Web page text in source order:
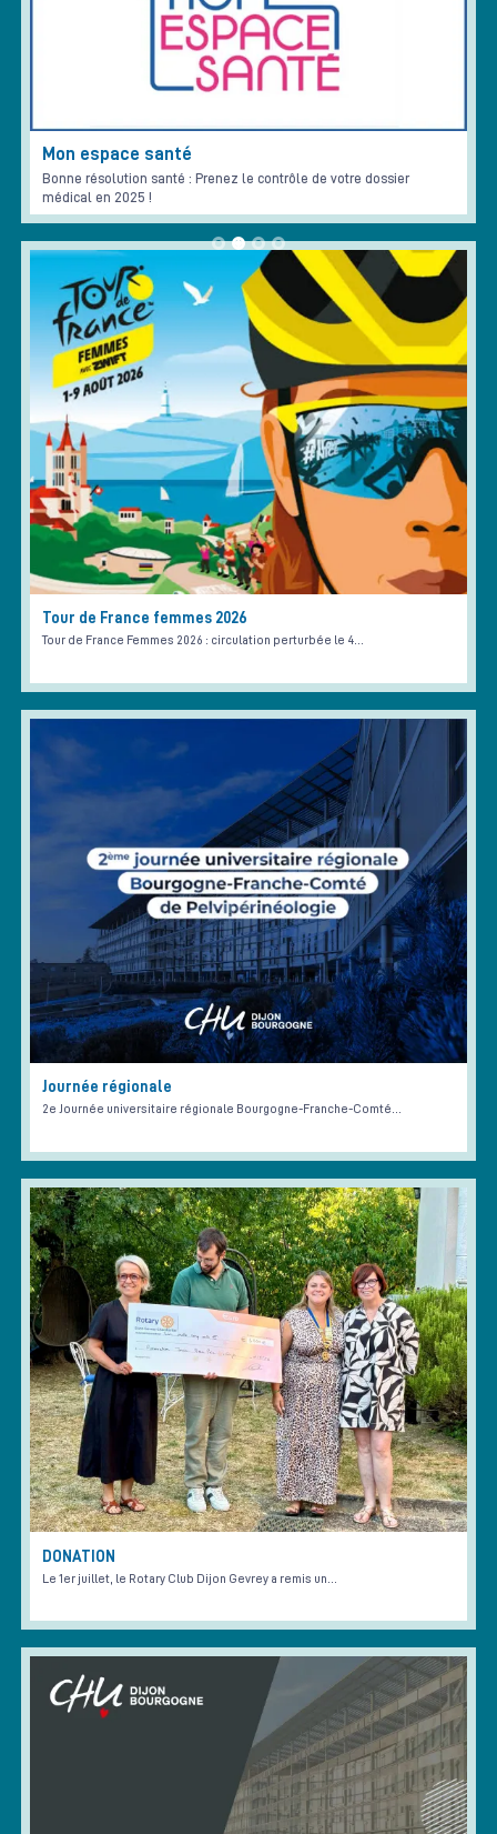
Mon espace santé
Bonne résolution santé : Prenez le contrôle de votre dossier
médical en 2025 !
Tour de France femmes 2026
Tour de France Femmes 2026 : circulation perturbée le 4…
Journée régionale
2e Journée universitaire régionale Bourgogne-Franche-Comté…
DONATION
Le 1er juillet, le Rotary Club Dijon Gevrey a remis un…